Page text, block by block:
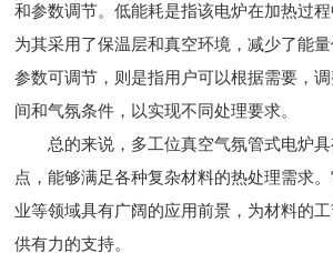
和参数调节。低能耗是指该电炉在加热过
为其采用了保温层和真空环境，减少了能
参数可调节，则是指用户可以根据需要，
间和气氛条件，以实现不同处理要求。
总的来说，多工位真空气氛管式电炉具
点，能够满足各种复杂材料的热处理需求
业等领域具有广阔的应用前景，为材料的
供有力的支持。